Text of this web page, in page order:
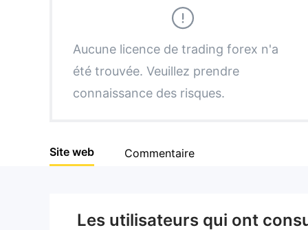
6
7
9
4
5
6
8
5
6
9
Aucune licence de trading forex n'a
été trouvée. Veuillez prendre
connaissance des risques.
Site web Commentaire
Les utilisateurs qui ont